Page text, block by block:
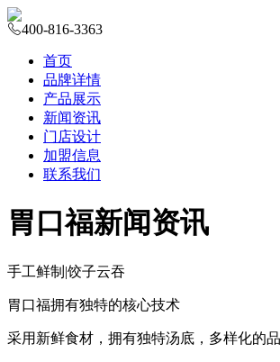
400-816-3363
首页
品牌详情
产品展示
新闻资讯
门店设计
加盟信息
联系我们
胃口福新闻资讯
手工鲜制 |饺子云吞
胃口福拥有独特的核心技术
采用新鲜食材，拥有独特汤底，多样化的